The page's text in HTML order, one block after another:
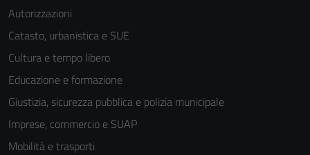
Autorizzazioni
Catasto, urbanistica e SUE
Cultura e tempo libero
Educazione e formazione
Giustizia, sicurezza pubblica e polizia municipale
Imprese, commercio e SUAP
Mobilità e trasporti